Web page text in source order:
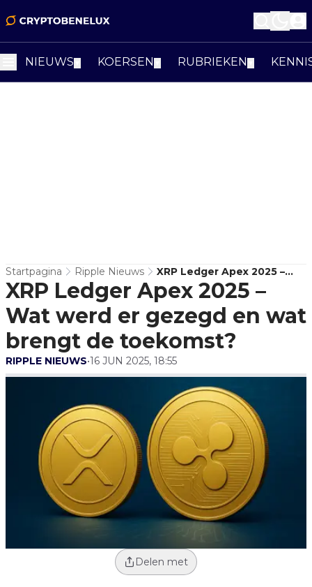
NIEUWS KOERSEN RUBRIEKEN
Startpagina Ripple Nieuws
XRP Ledger Apex 2025 –
Wat Werd Er Gezegd En
Wat Brengt De Toekomst?
XRP Ledger Apex 2025 –
Wat werd er gezegd en wat
brengt de toekomst?
RIPPLE NIEUWS•16 JUN 2025, 18:55
Delen met